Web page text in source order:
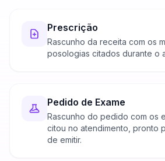
Prescrição
Rascunho da receita com os
posologias citados durante o
Pedido de Exame
Rascunho do pedido com os
citou no atendimento, pronto
de emitir.